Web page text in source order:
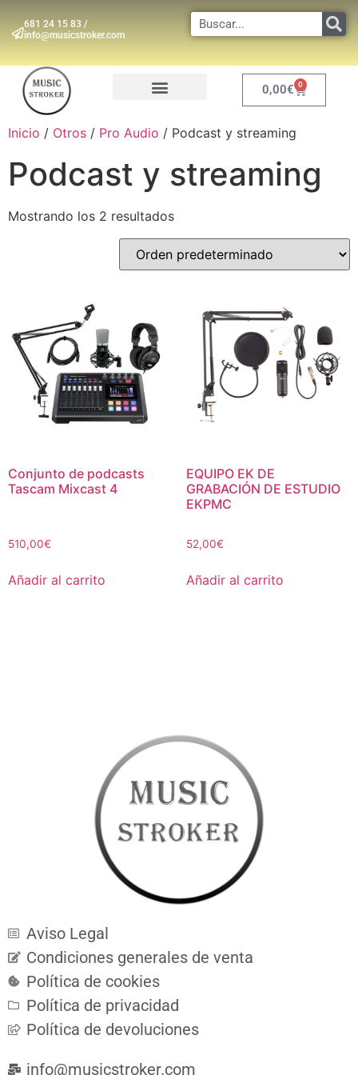
681 24 15 83 /
info@musicstroker.com
0,00€ 0
Inicio / Otros / Pro Audio / Podcast y streaming
Podcast y streaming
Mostrando los 2 resultados
Conjunto de podcasts
Tascam Mixcast 4
510,00€
Añadir al carrito
EQUIPO EK DE
GRABACIÓN DE ESTUDIO
EKPMC
52,00€
Añadir al carrito
Aviso Legal
Condiciones generales de venta
Política de cookies
Política de privacidad
Política de devoluciones
info@musicstroker.com